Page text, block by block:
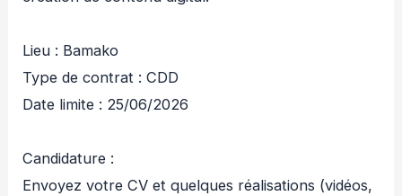
‎Lieu : Bamako
Type de contrat : CDD
‎Date limite : 25/06/2026
‎Candidature :
‎Envoyez votre CV et quelques réalisations (vidéos,